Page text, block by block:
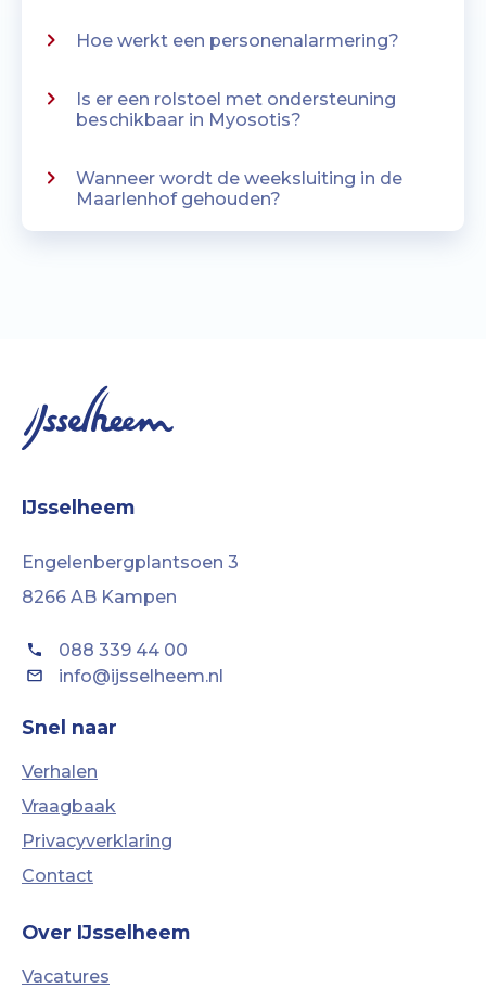
Hoe werkt een personenalarmering?
Is er een rolstoel met ondersteuning
beschikbaar in Myosotis?
Wanneer wordt de weeksluiting in de
Maarlenhof gehouden?
IJsselheem
Engelenbergplantsoen 3
8266 AB Kampen
088 339 44 00
info@ijsselheem.nl
Snel naar
Verhalen
Vraagbaak
Privacyverklaring
Contact
Over IJsselheem
Vacatures